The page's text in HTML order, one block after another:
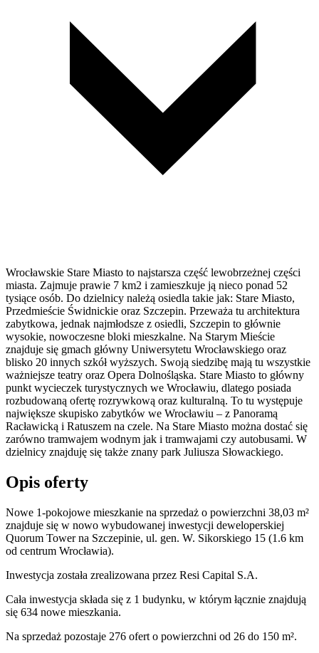
Wrocławskie Stare Miasto to najstarsza część lewobrzeżnej części
miasta. Zajmuje prawie 7 km2 i zamieszkuje ją nieco ponad 52
tysiące osób. Do dzielnicy należą osiedla takie jak: Stare Miasto,
Przedmieście Świdnickie oraz Szczepin. Przeważa tu architektura
zabytkowa, jednak najmłodsze z osiedli, Szczepin to głównie
wysokie, nowoczesne bloki mieszkalne. Na Starym Mieście
znajduje się gmach główny Uniwersytetu Wrocławskiego oraz
blisko 20 innych szkół wyższych. Swoją siedzibę mają tu wszystkie
ważniejsze teatry oraz Opera Dolnośląska. Stare Miasto to główny
punkt wycieczek turystycznych we Wrocławiu, dlatego posiada
rozbudowaną ofertę rozrywkową oraz kulturalną. To tu występuje
największe skupisko zabytków we Wrocławiu – z Panoramą
Racławicką i Ratuszem na czele. Na Stare Miasto można dostać się
zarówno tramwajem wodnym jak i tramwajami czy autobusami. W
dzielnicy znajduję się także znany park Juliusza Słowackiego.
Opis oferty
Nowe 1-pokojowe mieszkanie na sprzedaż o powierzchni 38,03 m²
znajduje się w nowo wybudowanej inwestycji deweloperskiej
Quorum Tower na Szczepinie, ul. gen. W. Sikorskiego 15 (1.6 km
od centrum Wrocławia).
Inwestycja została zrealizowana przez Resi Capital S.A.
Cała inwestycja składa się z 1 budynku, w którym łącznie znajdują
się 634 nowe mieszkania.
Na sprzedaż pozostaje 276 ofert o powierzchni od 26 do 150 m².